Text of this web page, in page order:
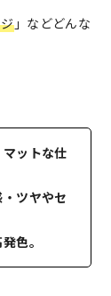
」などどんな
ットな仕
ツヤやセ
色。